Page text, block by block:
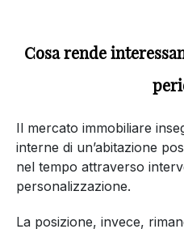
sul valore di un immobile?
La prossimità al Parco di
Monza e Villasanta. La
percorsi sportivi e spazi
contribuisce a mantenere
abitazioni situate nelle